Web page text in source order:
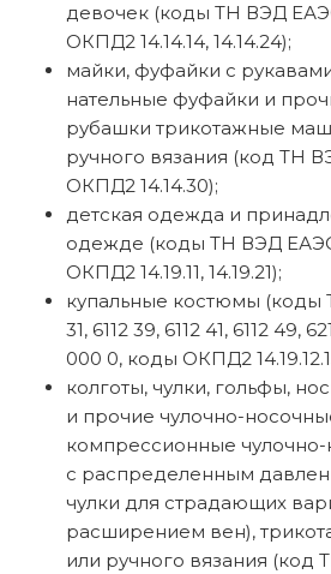
девочек (коды ТН ВЭД
ОКПД2 14.14.14, 14.14.24);
майки, фуфайки с
нательные фуфайки и
рубашки трикотажные
ручного вязания (код ТН
ОКПД2 14.14.30);
детская одежда и
одежде (коды ТН ВЭД ЕАЭС
ОКПД2 14.19.11, 14.19.21);
купальные костюмы (коды
31, 6112 39, 6112 41, 6112 49,
000 0, коды ОКПД2
колготы, чулки, гольфы,
и прочие чулочно-
компрессионные
с распределенным
чулки для страдающих
расширением вен),
или ручного вязания (код